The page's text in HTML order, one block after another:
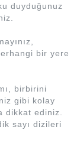
duyduğunuz
bir yere
birbirini
gibi kolay
dikkat ediniz.
sayı dizileri